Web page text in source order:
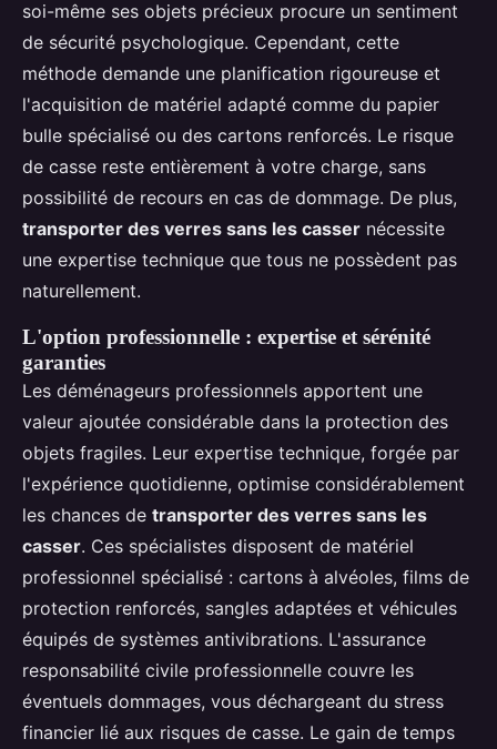
soi-même ses objets précieux procure un sentiment
de sécurité psychologique. Cependant, cette
méthode demande une planification rigoureuse et
l'acquisition de matériel adapté comme du papier
bulle spécialisé ou des cartons renforcés. Le risque
de casse reste entièrement à votre charge, sans
possibilité de recours en cas de dommage. De plus,
transporter des verres sans les casser nécessite
une expertise technique que tous ne possèdent pas
naturellement.
L'option professionnelle : expertise et sérénité
garanties
Les déménageurs professionnels apportent une
valeur ajoutée considérable dans la protection des
objets fragiles. Leur expertise technique, forgée par
l'expérience quotidienne, optimise considérablement
les chances de transporter des verres sans les
casser. Ces spécialistes disposent de matériel
professionnel spécialisé : cartons à alvéoles, films de
protection renforcés, sangles adaptées et véhicules
équipés de systèmes antivibrations. L'assurance
responsabilité civile professionnelle couvre les
éventuels dommages, vous déchargeant du stress
financier lié aux risques de casse. Le gain de temps